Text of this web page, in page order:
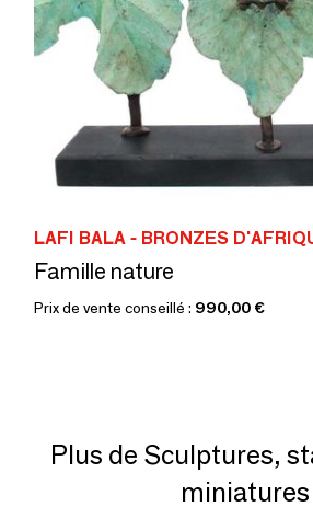
LAFI BALA - BRONZES
Famille nature
Prix de vente conseillé : 990,00 €
Plus de Sculptures,
miniatures